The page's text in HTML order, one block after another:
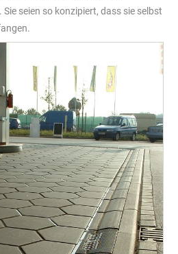
seien so konzipiert, dass sie selbst